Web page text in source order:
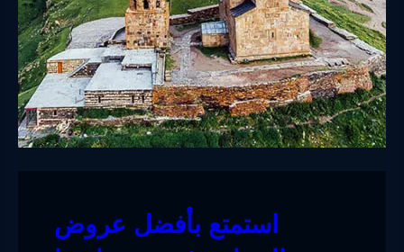
استمتع بأفضل عروض